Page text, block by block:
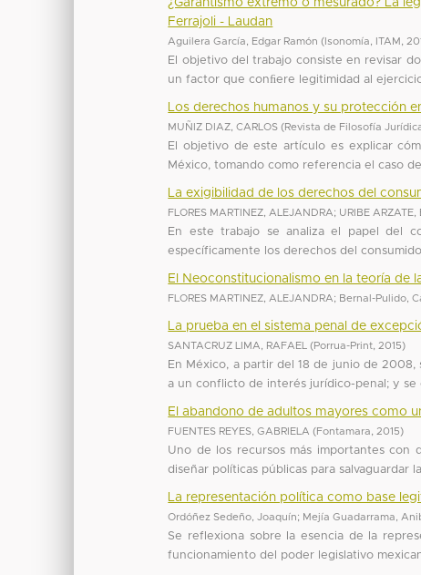
Ferrajoli - Laudan
Aguilera García, Edgar Ramón ( Isonomía, ITAM
El objetivo del trabajo consiste en revisar
un factor que conﬁere legitimidad al
Los derechos humanos y su protección
MUÑIZ DIAZ, CARLOS (Revista de Filosofía
El objetivo de este artículo es explicar
México, tomando como referencia el caso
La exigibilidad de los derechos del
FLORES MARTINEZ, ALEJANDRA; URIBE ARZATE,
En este trabajo se analiza el papel del
específicamente los derechos del
El Neoconstitucionalismo en la teoría de
FLORES MARTINEZ, ALEJANDRA; Bernal-Pulido,
La prueba en el sistema penal de
SANTACRUZ LIMA, RAFAEL (Porrua-Print 2015)
En México, a partir del 18 de junio de
a un conflicto de interés jurídico-penal; y se
El abandono de adultos mayores como
FUENTES REYES, GABRIELA (Fontamara 2015)
Uno de los recursos más importantes con
diseñar políticas públicas para salvaguardar
La representación política como base
Ordóñez Sedeño, Joaquín; Mejía Guadarrama,
Se reflexiona sobre la esencia de la
funcionamiento del poder legislativo